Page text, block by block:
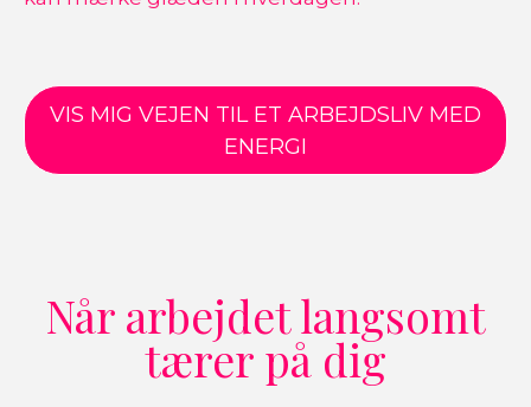
VIS MIG VEJEN TIL ET ARBEJDSLIV MED
ENERGI
Når arbejdet langsomt
tærer på dig